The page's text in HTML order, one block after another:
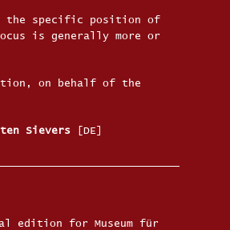
the specific position of
is generally more or
on behalf of the
Sievers [DE]
edition for Museum für